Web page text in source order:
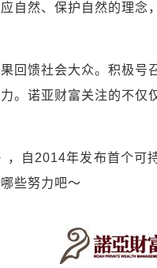
自然、保护自然的理念
馈社会大众。积极号
。诺亚财富关注的不仅
自2014年发布首个可
些努力吧～